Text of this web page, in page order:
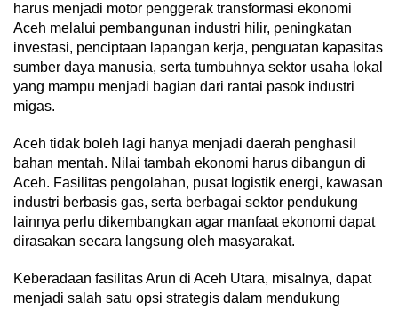
harus menjadi motor penggerak transformasi ekonomi
Aceh melalui pembangunan industri hilir, peningkatan
investasi, penciptaan lapangan kerja, penguatan kapasitas
sumber daya manusia, serta tumbuhnya sektor usaha lokal
yang mampu menjadi bagian dari rantai pasok industri
migas.
Aceh tidak boleh lagi hanya menjadi daerah penghasil
bahan mentah. Nilai tambah ekonomi harus dibangun di
Aceh. Fasilitas pengolahan, pusat logistik energi, kawasan
industri berbasis gas, serta berbagai sektor pendukung
lainnya perlu dikembangkan agar manfaat ekonomi dapat
dirasakan secara langsung oleh masyarakat.
Keberadaan fasilitas Arun di Aceh Utara, misalnya, dapat
menjadi salah satu opsi strategis dalam mendukung